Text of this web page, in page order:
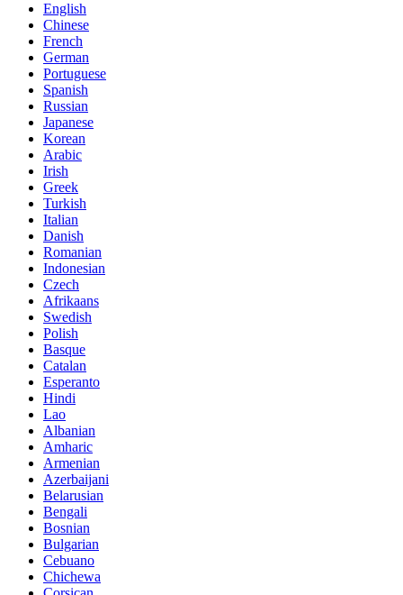
English
Chinese
French
German
Portuguese
Spanish
Russian
Japanese
Korean
Arabic
Irish
Greek
Turkish
Italian
Danish
Romanian
Indonesian
Czech
Afrikaans
Swedish
Polish
Basque
Catalan
Esperanto
Hindi
Lao
Albanian
Amharic
Armenian
Azerbaijani
Belarusian
Bengali
Bosnian
Bulgarian
Cebuano
Chichewa